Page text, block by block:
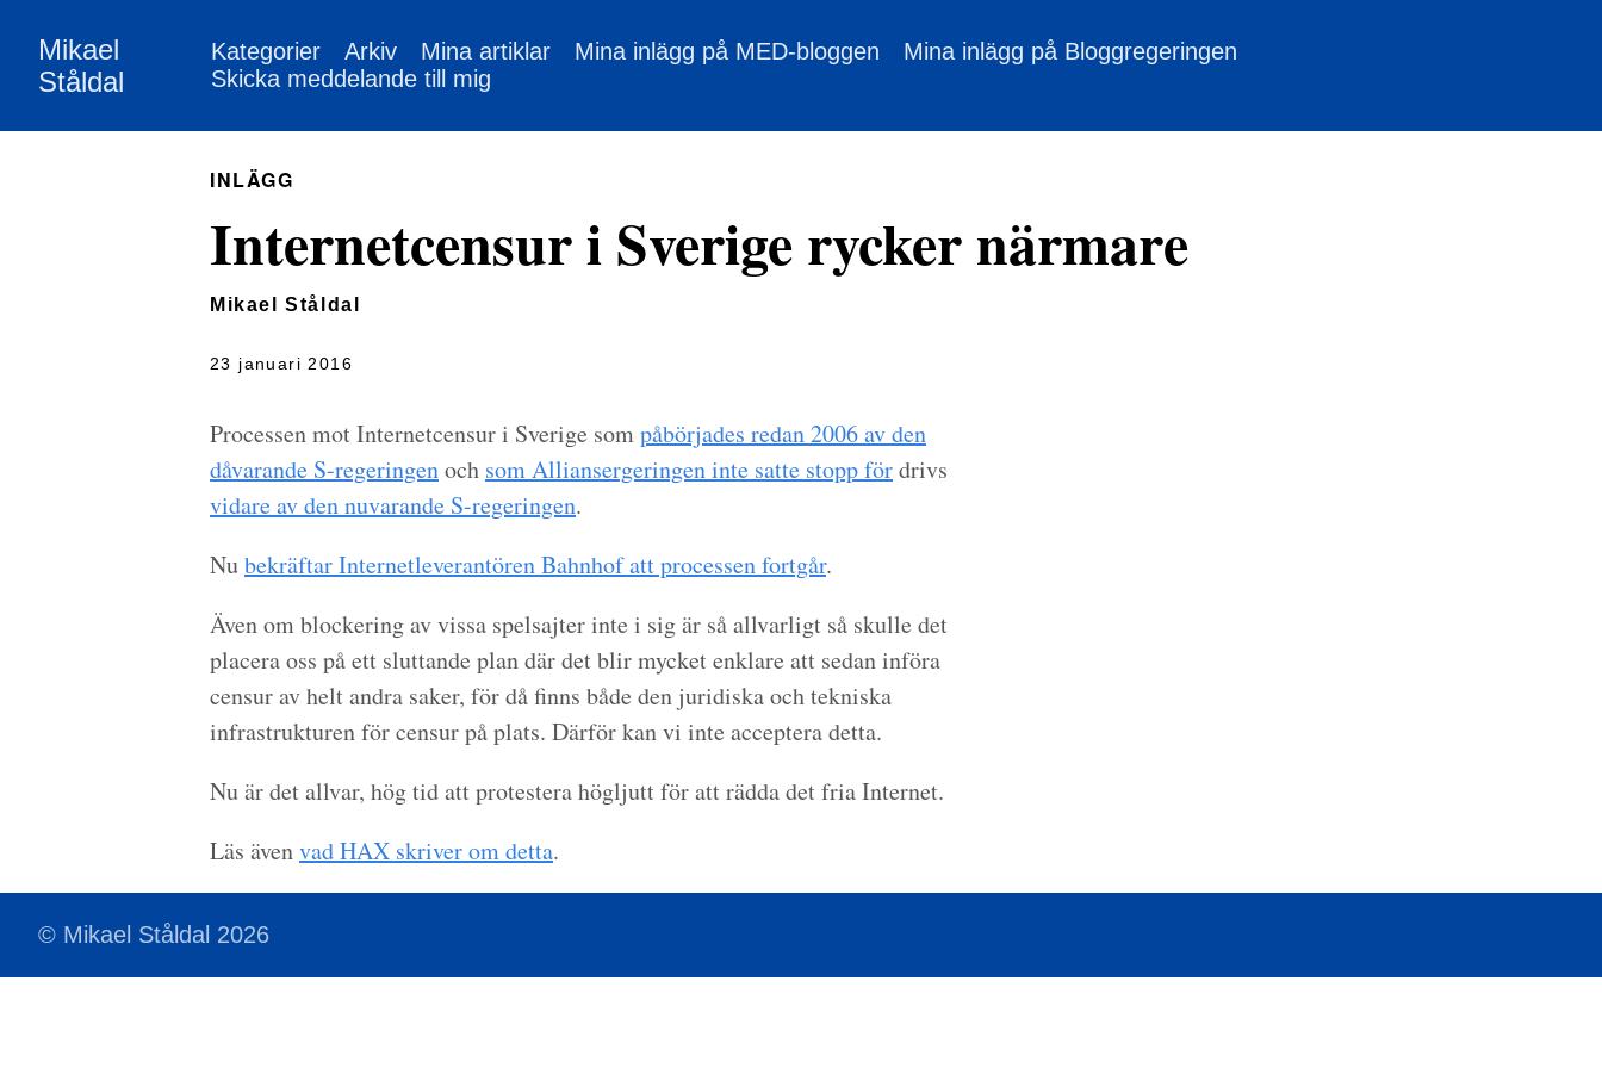
Mikael
Ståldal
Kategorier Arkiv Mina artiklar Mina inlägg på MED-bloggen
Mina inlägg på Bloggregeringen
Skicka meddelande till mig
INLÄGG
Internetcensur i Sverige rycker närmare
Mikael Ståldal
23 januari 2016
Processen mot Internetcensur i Sverige sompåbörjades redan 2006 av den
dåvarande S-regeringenoch som Alliansergeringen inte satte stopp fördrivs
vidare av den nuvarande S-regeringen.
Nubekräftar Internetleverantören Bahnhof att processen fortgår.
Även om blockering av vissa spelsajter inte i sig är så allvarligt så skulle det
placera oss på ett sluttande plan där det blir mycket enklare att sedan införa
censur av helt andra saker, för då finns både den juridiska och tekniska
infrastrukturen för censur på plats. Därför kan vi inte acceptera detta.
Nu är det allvar, hög tid att protestera högljutt för att rädda det fria Internet.
Läs ävenvad HAX skriver om detta.
© Mikael Ståldal 2026